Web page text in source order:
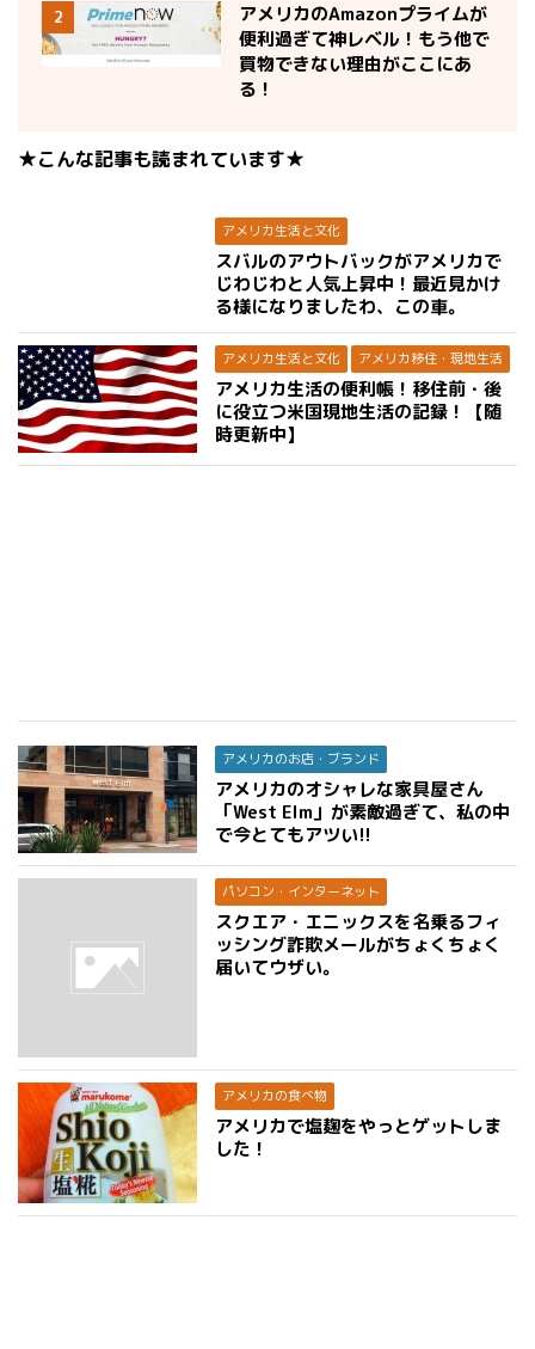
2
アメリカのAmazonプライムが
便利過ぎて神レベル！もう他で
買物できない理由がここにあ
る！
★こんな記事も読まれています★
アメリカ生活と文化
スバルのアウトバックがアメリカで
じわじわと人気上昇中！最近見かけ
る様になりましたわ、この車。
アメリカ生活と文化 アメリカ移住・現地生活
アメリカ生活の便利帳！移住前・後
に役立つ米国現地生活の記録！【随
時更新中】
アメリカのお店・ブランド
アメリカのオシャレな家具屋さん
「West Elm」が素敵過ぎて、私の中
で今とてもアツい!!
パソコン・インターネット
スクエア・エニックスを名乗るフィ
ッシング詐欺メールがちょくちょく
届いてウザい。
アメリカの食べ物
アメリカで塩麹をやっとゲットしま
した！